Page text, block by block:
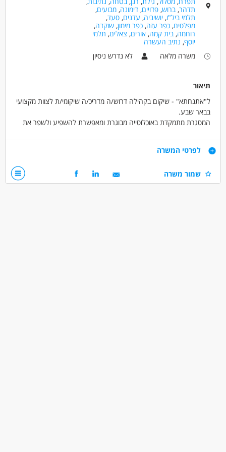
תדהר,ברוש,פדויים,דימונה,מבועים,
תלמי ביל"ו,יושיביה, עדנים,סעד,
מפלסים,כפר עזה,כפר מימון,שוקדה,
רוחמה,בית קמה,אורים, צאלים, תלמי
יוסף, נתיב העשרה
משרה מלאה
לא נדרש ניסיון
תיאור
ל"אתנחתא" - שיקום בקהילה דרוש/ה מדריכ/ה שיקומי/ת לצוות מקצועי
בבאר שבע.
המסגרת מתמקדת באוכלוסייה מבוגרת ומאפשרת להשפיע ולשפר את
איך ייראה היום שלך?
ליווי בקידום מטרות אישיות דרך פעילויות מגוונות (הליכות, ספורט, סיוע
חברתי והפגת בדידות).
דרישות
יכולת הקשבה, הכלה, אחריות ויוזמה
לפרטי המשרה
שמור משרה